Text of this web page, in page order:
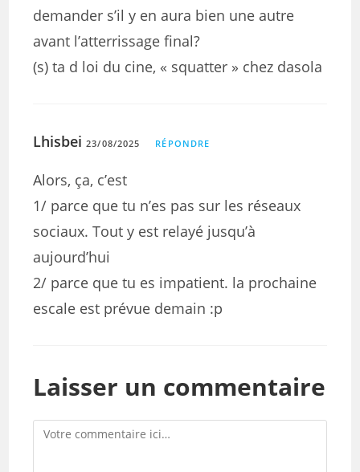
demander s’il y en aura bien une autre
avant l’atterrissage final?
(s) ta d loi du cine, « squatter » chez dasola
Lhisbei 23/08/2025 RÉPONDRE
Alors, ça, c’est
1/ parce que tu n’es pas sur les réseaux
sociaux. Tout y est relayé jusqu’à
aujourd’hui
2/ parce que tu es impatient. la prochaine
escale est prévue demain :p
Laisser un commentaire